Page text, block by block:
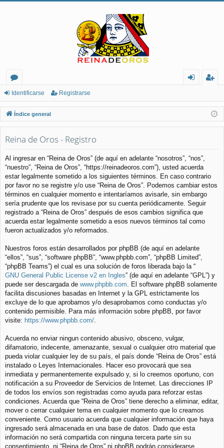
or
os
nt
ifi
rs
e
ist
ra
Identificarse Registrarse
Índice general
Reina de Oros - Registro
Al ingresar en “Reina de Oros” (de aquí en adelante “nosotros”, “nos”,
“nuestro”, “Reina de Oros”, “https://reinadeoros.com”), usted acuerda
estar legalmente sometido a los siguientes términos. En caso contrario
por favor no se registre y/o use “Reina de Oros”. Podemos cambiar estos
términos en cualquier momento e intentaríamos avisarle, sin embargo
sería prudente que los revisase por su cuenta periódicamente. Seguir
registrado a “Reina de Oros” después de esos cambios significa que
acuerda estar legalmente sometido a esos nuevos términos tal como
fueron actualizados y/o reformados.
Nuestros foros están desarrollados por phpBB (de aquí en adelante
“ellos”, “sus”, “software phpBB”, “www.phpbb.com”, “phpBB Limited”,
“phpBB Teams”) el cual es una solución de foros liberada bajo la “
GNU General Public License v2 en Ingles” (de aquí en adelante “GPL”) y
puede ser descargada de www.phpbb.com . El software phpBB solamente
facilita discusiones basadas en Internet y la GPL estrictamente los
excluye de lo que aprobamos y/o desaprobamos como conductas y/o
contenido permisible. Para más información sobre phpBB, por favor
visite: https://www.phpbb.com/
Acuerda no enviar ningun contenido abusivo, obsceno, vulgar,
difamatorio, indecente, amenazante, sexual o cualquier otro material que
pueda violar cualquier ley de su país, el país donde “Reina de Oros” está
instalado o Leyes Internacionales. Hacer eso provocará que sea
inmediata y permanentemente expulsado y, si lo creemos oportuno, con
notificación a su Proveedor de Servicios de Internet. Las direcciones IP
de todos los envíos son registradas como ayuda para reforzar estas
condiciones. Acuerda que “Reina de Oros” tiene derecho a eliminar, editar,
mover o cerrar cualquier tema en cualquier momento que lo creamos
conveniente. Como usuario acuerda que cualquier información que haya
ingresado será almacenada en una base de datos. Dado que esta
información no será compartida con ninguna tercera parte sin su
consentimiento, ni “Reina de Oros” ni phpBB podrán considerarse